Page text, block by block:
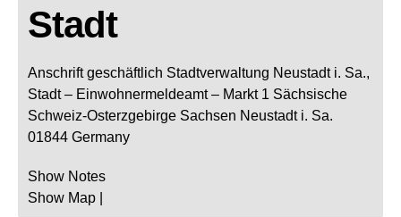
Stadt
Anschrift geschäftlich Stadtverwaltung Neustadt i. Sa.,
Stadt – Einwohnermeldeamt – Markt 1 Sächsische
Schweiz-Osterzgebirge Sachsen Neustadt i. Sa.
01844 Germany
Show Notes
Show Map